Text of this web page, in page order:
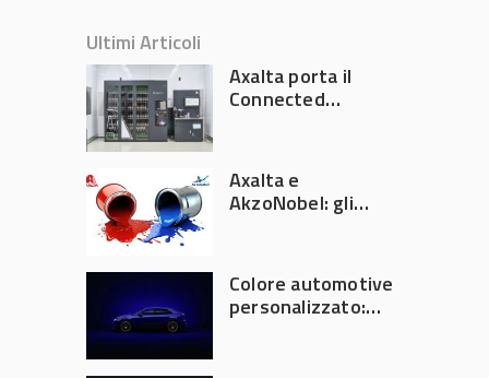
Ultimi Articoli
Axalta porta il
Connected
Automechanika
Frankfurt 2026
Axalta e
AkzoNobel: gli
Colore automotive
personalizzato: